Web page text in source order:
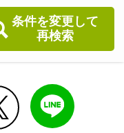
条件を変更して
再検索